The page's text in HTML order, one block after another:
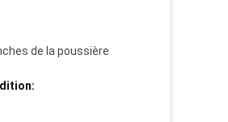
de la poussière